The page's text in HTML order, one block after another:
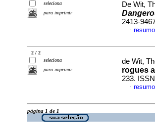
seleciona
para imprimir
De Wit,
2413-
·
2 / 2
seleciona
para imprimir
de Wit,
rogues
233.
·
página 1 de 1